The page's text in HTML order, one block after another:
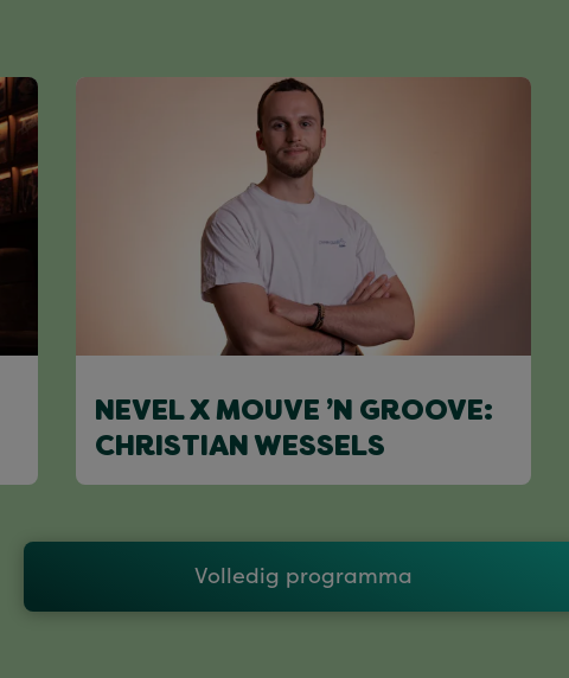
NEVEL X MOUVE ’N GROOVE:
CHRISTIAN WESSELS
Volledig programma